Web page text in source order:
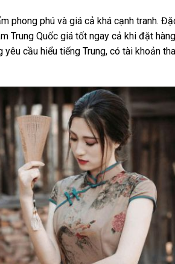
phong phú và giá cả khá cạnh tranh.
Trung Quốc giá tốt ngay cả khi đặt hàng
cầu hiểu tiếng Trung, có tài khoản